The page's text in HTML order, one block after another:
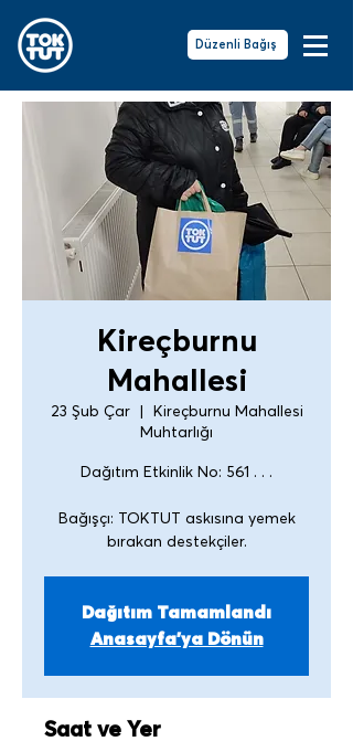
Düzenli Bağış
Kireçburnu
Mahallesi
23 Şub Çar
  |
Kireçburnu Mahallesi
Muhtarlığı
Dağıtım Etkinlik No: 561 . . .
Bağışçı: TOKTUT askısına yemek
Dağıtım Tamamlandı
Anasayfa'ya Dönün
Saat ve Yer